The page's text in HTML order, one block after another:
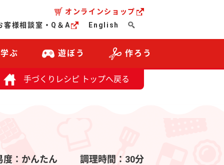
オンラインショップ
客様相談室・Q＆A
English
ぶ 遊ぼう 作ろう
手づくりレシピ トップへ戻る
度：かんたん 調理時間：30分